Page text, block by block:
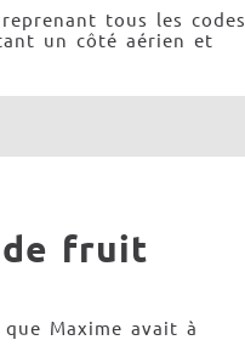
tous les codes
un côté aérien et
de fruit
Maxime avait à